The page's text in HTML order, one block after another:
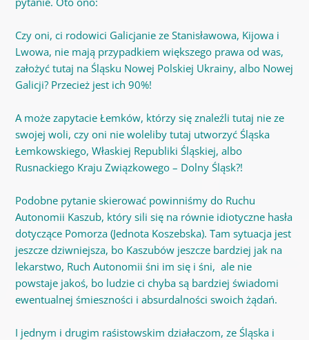
Czy oni, ci rodowici Galicjanie ze Stanisławowa, Kijowa i
Lwowa, nie mają przypadkiem większego prawa od was,
założyć tutaj na Śląsku Nowej Polskiej Ukrainy, albo Nowej
Galicji? Przecież jest ich 90%!
A może zapytacie Łemków, którzy się znaleźli tutaj nie ze
swojej woli, czy oni nie woleliby tutaj utworzyć Śląska
Łemkowskiego, Właskiej Republiki Śląskiej, albo
Rusnackiego Kraju Związkowego – Dolny Śląsk?!
Podobne pytanie skierować powinniśmy do Ruchu
Autonomii Kaszub, który sili się na równie idiotyczne hasła
dotyczące Pomorza (Jednota Koszebska). Tam sytuacja jest
jeszcze dziwniejsza, bo Kaszubów jeszcze bardziej jak na
lekarstwo, Ruch Autonomii śni im się i śni, ale nie
powstaje jakoś, bo ludzie ci chyba są bardziej świadomi
ewentualnej śmieszności i absurdalności swoich żądań.
I jednym i drugim raśistowskim działaczom, ze Śląska i